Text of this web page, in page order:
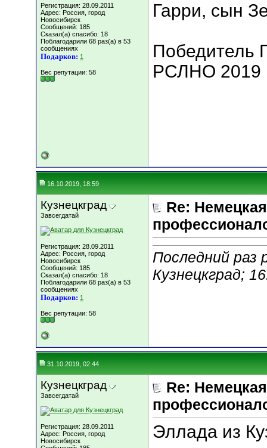
Регистрация: 28.09.2011
Адрес: Россия, город
Новосибирск
Сообщений: 185
Сказал(а) спасибо: 18
Поблагодарили 68 раз(а) в 53
сообщениях
Подарков: 1
Вес репутации: 58
Гарри, сын
Победитель
РСЛНО 2019
16.10.2019, 18:59
Кузнецкград
Завсегдатай
Регистрация: 28.09.2011
Адрес: Россия, город
Новосибирск
Сообщений: 185
Сказал(а) спасибо: 18
Поблагодарили 68 раз(а) в 53
сообщениях
Подарков: 1
Вес репутации: 58
Re:
Последний раз
Кузнецкград;
31.10.2019, 02:44
Кузнецкград
Завсегдатай
Регистрация: 28.09.2011
Адрес: Россия, город
Новосибирск
Re:
Эллада из